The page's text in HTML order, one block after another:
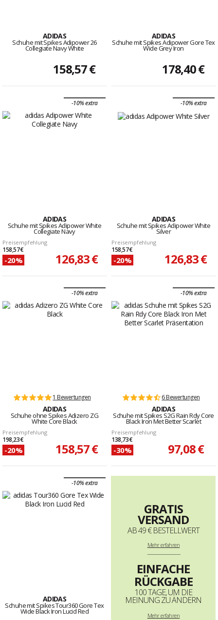
ADIDAS
Schuhe mit Spikes Adipower 26
Collegiate Navy White
158,57 €
ADIDAS
Schuhe mit Spikes Adipower Gore Tex
Wide Grey Iron
178,40 €
-10% extra
ADIDAS
Schuhe mit Spikes Adipower White
Collegiate Navy
Preisempfehlung
158,57 €
-20% 126,83 €
-10% extra
ADIDAS
Schuhe mit Spikes Adipower White
Silver
Preisempfehlung
158,57 €
-20% 126,83 €
-10% extra
1 Bewertungen
ADIDAS
Schuhe ohne Spikes Adizero ZG
White Core Black
Preisempfehlung
198,23 €
-20% 158,57 €
-10% extra
6 Bewertungen
ADIDAS
Schuhe mit Spikes S2G Rain Rdy Core
Black Iron Met Better Scarlet
Preisempfehlung
138,73 €
-30% 97,08 €
-10% extra
ADIDAS
Schuhe mit Spikes Tour360 Gore Tex
Wide Black Iron Lucid Red
GRATIS
VERSAND
AB 49 € BESTELLWERT
Mehrerfahren
--------------------------------------------------------------------
EINFACHE
RÜCKGABE
100 TAGE, UM DIE
MEINUNG ZU ÄNDERN
Mehr erfahren